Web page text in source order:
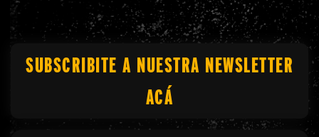
SUBSCRIBITE A NUESTRA NEWSLETTER
ACÁ